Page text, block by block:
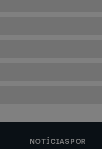
NOTÍCIAS POR